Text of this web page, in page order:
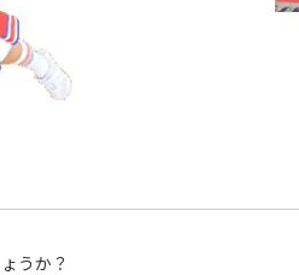
うか？